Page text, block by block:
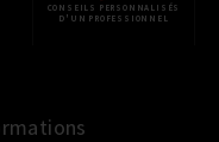
CONSEILS PERSONNALISÉS
D'UN PROFESSIONNEL